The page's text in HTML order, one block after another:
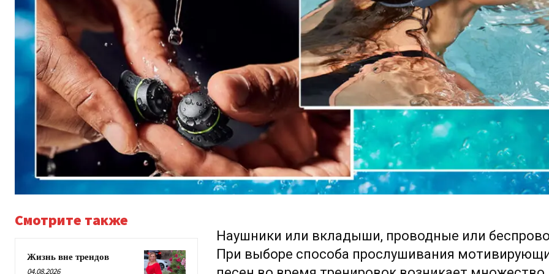
Смотрите также
Жизнь вне трендов
04.08.2026
Наушники или вкладыши, проводные или
При выборе способа прослушивания